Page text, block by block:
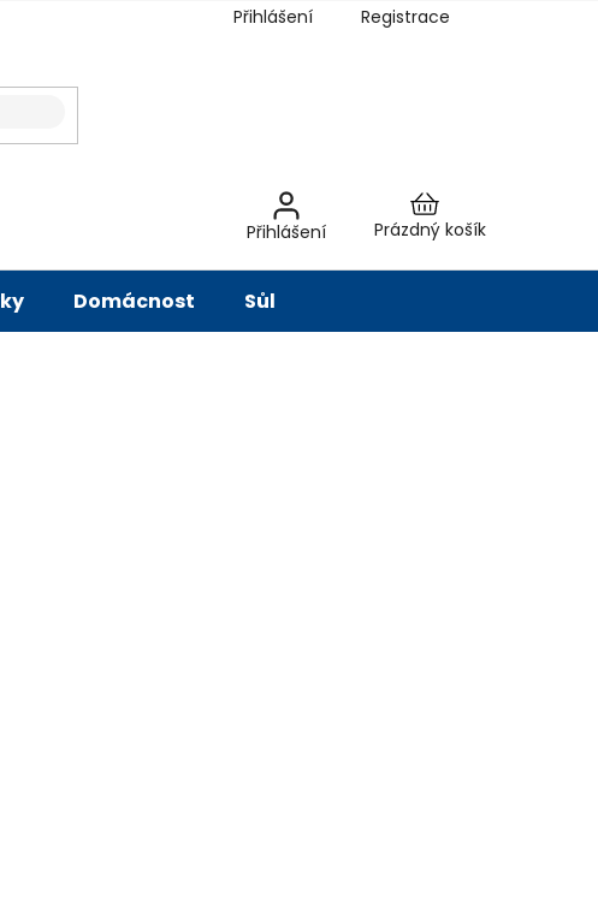
Hodnocení obchodu Slovník pojmů Péče o vodu
Přihlášení Registrace
Přihlášení
Nákupní
Prázdný košík
Domácnost Sůl